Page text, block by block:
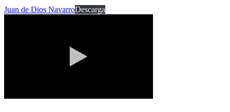
Juan de Dios NavarroDescarga